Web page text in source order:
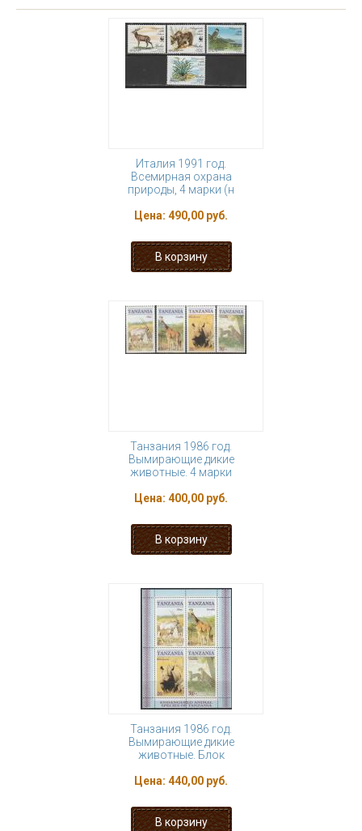
Италия 1991 год.
Всемирная охрана
природы, 4 марки (н
Цена: 490,00 руб.
Танзания 1986 год.
Вымирающие дикие
животные. 4 марки
Цена: 400,00 руб.
Танзания 1986 год.
Вымирающие дикие
животные. Блок
Цена: 440,00 руб.